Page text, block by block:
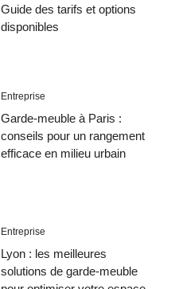
Guide des tarifs et options
disponibles
Entreprise
Garde-meuble à Paris :
conseils pour un rangement
efficace en milieu urbain
Entreprise
Lyon : les meilleures
solutions de garde-meuble